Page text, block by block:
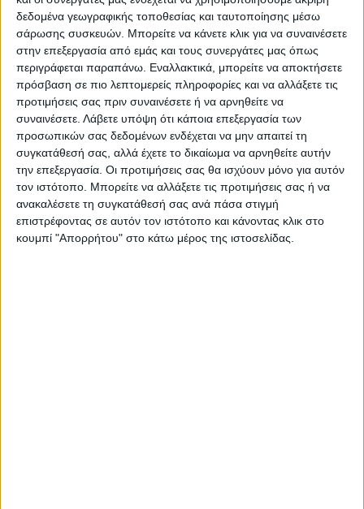
δεδομένα γεωγραφικής τοποθεσίας και ταυτοποίησης μέσω
σάρωσης συσκευών. Μπορείτε να κάνετε κλικ για να συναινέσετε
στην επεξεργασία από εμάς και τους συνεργάτες μας όπως
περιγράφεται παραπάνω. Εναλλακτικά, μπορείτε να αποκτήσετε
πρόσβαση σε πιο λεπτομερείς πληροφορίες και να αλλάξετε τις
προτιμήσεις σας πριν συναινέσετε ή να αρνηθείτε να
συναινέσετε. Λάβετε υπόψη ότι κάποια επεξεργασία των
προσωπικών σας δεδομένων ενδέχεται να μην απαιτεί τη
συγκατάθεσή σας, αλλά έχετε το δικαίωμα να αρνηθείτε αυτήν
την επεξεργασία. Οι προτιμήσεις σας θα ισχύουν μόνο για αυτόν
τον ιστότοπο. Μπορείτε να αλλάξετε τις προτιμήσεις σας ή να
ανακαλέσετε τη συγκατάθεσή σας ανά πάσα στιγμή
επιστρέφοντας σε αυτόν τον ιστότοπο και κάνοντας κλικ στο
κουμπί "Απορρήτου" στο κάτω μέρος της ιστοσελίδας.
Έντουαρντς 10 (3/8 δίποντα, 0/3 τρίποντα,
4/4 βολές, 3 ριμπάουντ, 2 ασίστ), Χέιζ 5 (0/4
σουτ, 5/6 βολές, 5 ριμπάουντ, 2 ασίστ), Πιέρ
(0/2 τρίποντα), Τζεκίρι 4 (2/4 δίποντα),
Γκούντουριτς 26 (0/4 δίποντα, 8/12
τρίποντα, 2/2 βολές, 3 ριμπάουντ, 2 ασίστ),
Ντόρσεϊ 9 (3/5 δίποντα, 0/5 τρίποντα, 3/4
βολές), Καλάθης 4 (2/6 σουτ, 2 ριμπάουντ, 2
ασίστ), Αντετοκούνμπο
Τα ομαδικά στατιστικά του Ολυμπιακού